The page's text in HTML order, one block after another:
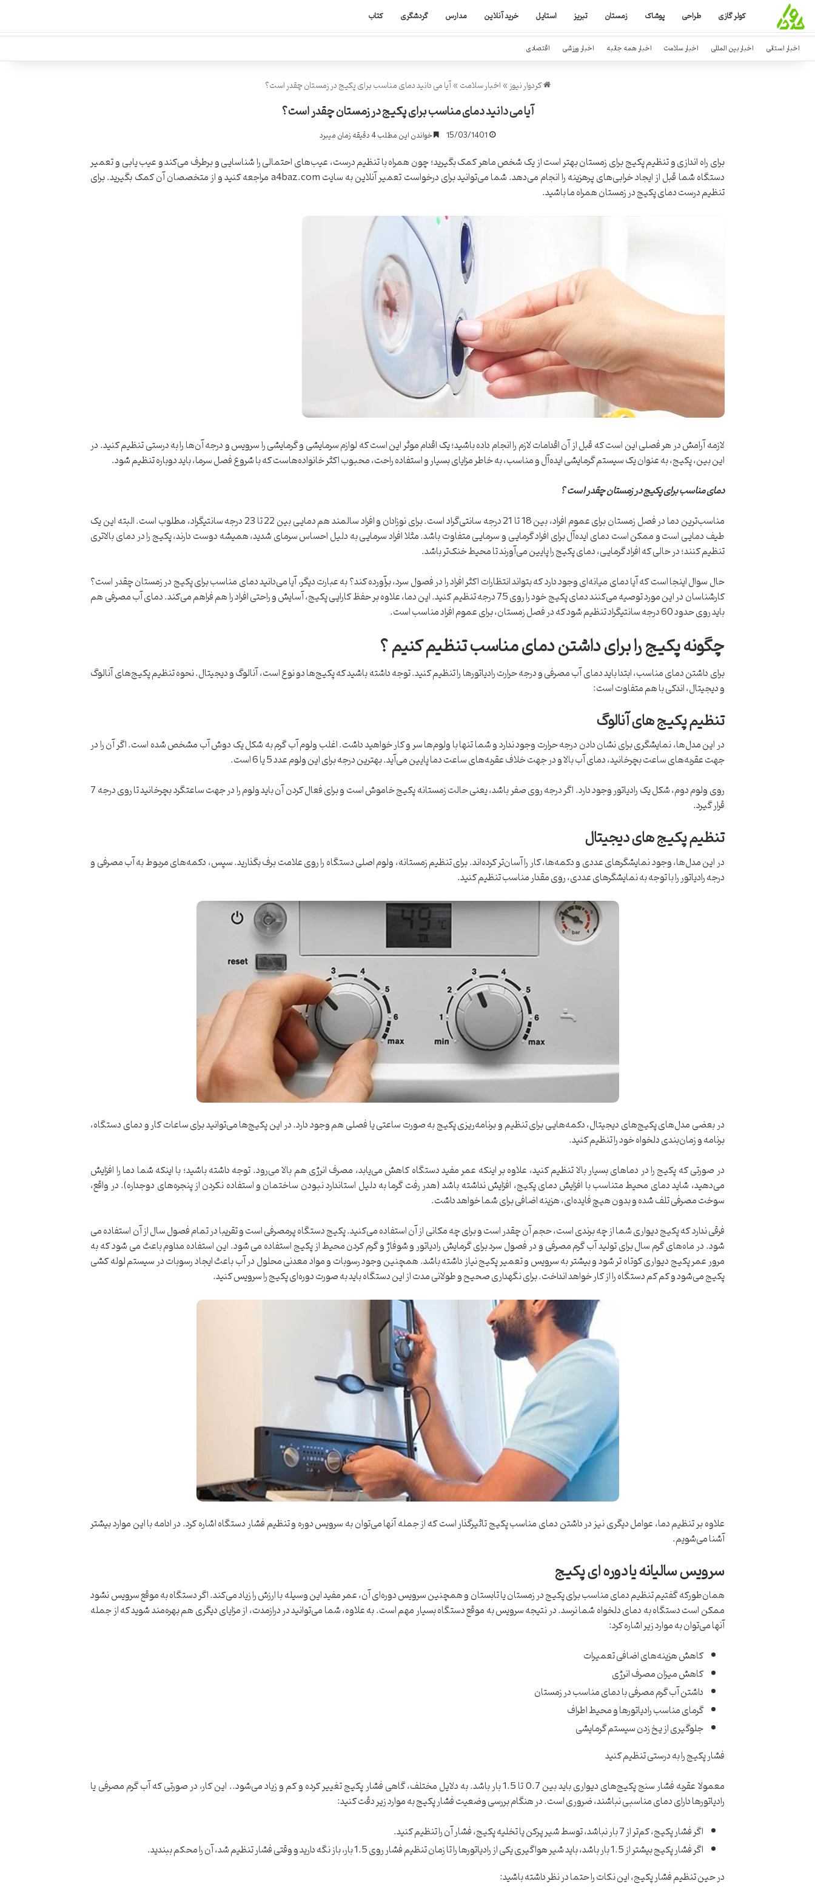
کولر گازی طراحی پوشاک زمستان تبریز استایل خرید آنلاین مدارس گردشگری کتاب
اخبار استانی اخبار بین المللی اخبار سلامت اخبار همه جانبه اخبار ورزشی اقتصادی
کردوار نیوز»اخبار سلامت»آیا می دانید دمای مناسب برای پکیج در زمستان چقدر است؟
آیا می دانید دمای مناسب برای پکیج در زمستان چقدر است؟
15/03/1401 خواندن این مطلب 4 دقیقه زمان میبرد
برای راه اندازی و تنظیم پکیج برای زمستان بهتر است از یک شخص ماهر کمک بگیرید؛ چون همراه با تنظیم درست، عیب‌های احتمالی را شناسایی و برطرف می‌کند و عیب یابی و تعمیر
دستگاه شما قبل از ایجاد خرابی‌های پرهزینه را انجام می‌دهد. شما می‌توانید برای درخواست تعمیر آنلاین به سایت a4baz.com مراجعه کنید و از متخصصان آن کمک بگیرید. برای
تنظیم درست دمای پکیج در زمستان همراه ما باشید.
لازمه آرامش در هر فصلی این است که قبل از آن اقدامات لازم را انجام داده باشید؛ یک اقدام موثر این است که لوازم سرمایشی و گرمایشی را سرویس و درجه آن‌ها را به درستی تنظیم کنید. در
این بین، پکیج، به عنوان یک سیستم گرمایشی ایده‌آل و مناسب، به خاطر مزایای بسیار و استفاده راحت، محبوب اکثر خانواده‌هاست که با شروع فصل سرما، باید دوباره تنظیم شود.
دمای مناسب برای پکیج در زمستانچقدر است ؟
مناسب‌ترین دما در فصل زمستان برای عموم افراد، بین 18 تا 21 درجه سانتی‌گراد است. برای نوزادان و افراد سالمند هم دمایی بین 22 تا 23 درجه سانتیگراد، مطلوب است. البته این یک
طیف دمایی است و ممکن است دمای ایده‌آل برای افراد گرمایی و سرمایی متفاوت باشد. مثلا افراد سرمایی به دلیل احساس سرمای شدید، همیشه دوست دارند، پکیج را در دمای بالاتری
تنظیم ‌کنند؛ در حالی که افراد گرمایی، دمای پکیج را پایین می‌آورند تا محیط خنک‌تر باشد.
حال سوال اینجا است که آیا دمای میانه‌ای وجود دارد که بتواند انتظارات اکثر افراد را در فصول سرد، برآورده کند؟ به عبارت دیگر، آیا می‌دانید دمای مناسب برای پکیج در زمستان چقدر است؟
کارشناسان در این مورد توصیه می‌کنند دمای پکیج خود را روی 75 درجه تنظیم کنید. این دما، علاوه بر حفظ کارایی پکیج، آسایش و راحتی افراد را هم فراهم می‌کند. دمای آب مصرفی هم
باید روی حدود 60 درجه سانتیگراد تنظیم شود که در فصل زمستان، برای عموم افراد مناسب است.
چگونه پکیج را برای داشتن دمای مناسب تنظیم کنیم ؟
برای داشتن دمای مناسب، ابتدا باید دمای آب مصرفی و درجه حرارت رادیاتورها را تنظیم کنید. توجه داشته باشید که پکیج‌ها دو نوع است، آنالوگ و دیجیتال. نحوه تنظیم پکیج‌های آنالوگ
و دیجیتال، اندکی با هم متفاوت است:
تنظیم پکیج های آنالوگ
در این مدل‌ها، نمایشگری برای نشان دادن درجه حرارت وجود ندارد و شما تنها با ولوم‌ها سر و کار خواهید داشت. اغلب ولوم آب گرم به شکل یک دوش آب مشخص شده است. اگر آن را در
جهت عقربه‌های ساعت بچرخانید، دمای آب بالا و در جهت خلاف عقربه‌های ساعت دما پایین می‌آید. بهترین درجه برای این ولوم عدد 5 یا 6 است.
روی ولوم دوم، شکل یک رادیاتور وجود دارد. اگر درجه روی صفر باشد، یعنی حالت زمستانه پکیج خاموش است و برای فعال کردن آن باید ولوم را در جهت ساعتگرد بچرخانید تا روی درجه 7
قرار گیرد.
تنظیم پکیج های دیجیتال
در این مدل‌ها، وجود نمایشگرهای عددی و دکمه‌ها، کار را آسان‌تر کرده‌اند. برای تنظیم زمستانه، ولوم اصلی دستگاه را روی علامت برف بگذارید. سپس، دکمه‌های مربوط به آب مصرفی و
درجه رادیاتور را با توجه به نمایشگرهای عددی، روی مقدار مناسب تنظیم کنید.
در بعضی مدل‌های پکیج‌های دیجیتال، دکمه‌هایی برای تنظیم و برنامه‌ریزی پکیج به صورت ساعتی یا فصلی هم وجود دارد. در این پکیج‌ها می‌توانید برای ساعات کار و دمای دستگاه،
برنامه و زمان‌بندی دلخواه خود را تنظیم کنید.
در صورتی که پکیج را در دماهای بسیار بالا تنظیم کنید، علاوه بر اینکه عمر مفید دستگاه کاهش می‌یابد، مصرف انرژی هم بالا می‌رود. توجه داشته باشید؛ با اینکه شما دما را افزایش
می‌دهید، شاید دمای محیط متناسب با افزایش دمای پکیج، افزایش نداشته باشد (هدر رفت گرما به دلیل استاندارد نبودن ساختمان و استفاده نکردن از پنجره‌های دوجداره). در واقع،
سوخت مصرفی تلف شده و بدون هیچ فایده‌ای، هزینه اضافی برای شما خواهد داشت.
فرقی ندارد که پکیج دیواری شما از چه برندی است، حجم آن چقدر است و برای چه مکانی از آن استفاده می‌کنید. پکیج دستگاه پرمصرفی است و تقریبا در تمام فصول سال از آن استفاده می
شود. در ماه‌های گرم سال برای تولید آب گرم مصرفی و در فصول سرد برای گرمایش رادیاتور و شوفاژ و گرم کردن محیط از پکیج استفاده می شود. این استفاده مداوم باعث می شود که به
مرور عمر پکیج دیواری کوتاه تر شود و بیشتر به سرویس و تعمیر پکیج نیاز داشته باشد. همچنین وجود رسوبات و مواد معدنی محلول در آب باعث ایجاد رسوبات در سیستم لوله کشی
پکیج می‌شود و کم کم دستگاه را از کار خواهد انداخت. برای نگهداری صحیح و طولانی مدت از این دستگاه باید به صورت دوره‌ای پکیج را سرویس کنید.
علاوه بر تنظیم دما، عوامل دیگری نیز در داشتن دمای مناسب پکیج تاثیرگذار است که از جمله آنها می‌توان به سرویس دوره و تنظیم فشار دستگاه اشاره کرد. در ادامه با این موارد بیشتر
آشنا می‌شویم.
سرویس سالیانه یا دوره ای پکیج
همان‌طورکه گفتیم تنظیم دمای مناسب برای پکیج در زمستان یا تابستان و همچنین سرویس دوره‌ای آن، عمر مفید این وسیله با‌ ارزش را زیاد می‌کند. اگر دستگاه به موقع سرویس نشود
ممکن است دستگاه به دمای دلخواه شما نرسد. در نتیجه سرویس به موقع دستگاه بسیار مهم است. به علاوه، شما می‌توانید در درازمدت، از مزایای دیگری هم بهره‌مند شوید که از جمله
آنها می‌توان به موارد زیر اشاره کرد:
کاهش هزینه‌های اضافی تعمیرات
کاهش میزان مصرف انرژی
داشتن آب گرم مصرفی با دمای مناسب در زمستان
گرمای مناسب رادیاتورها و محیط اطراف
جلوگیری از یخ زدن سیستم گرمایشی
فشار پکیج را به درستی تنظیم کنید
معمولا عقربه فشار سنج پکیج‌های دیواری باید بین 0.7 تا 1.5 بار باشد. به دلایل مختلف، گاهی فشار پکیج تغییر کرده و کم و زیاد می‌شود.. این کار، در صورتی که آب گرم مصرفی یا
رادیاتورها دارای دمای مناسبی نباشند، ضروری است. در هنگام بررسی وضعیت فشار پکیج به موارد زیر دقت کنید:
اگر فشار پکیج، کم‌تر از 7 بار نباشد، توسط شیر پرکن یا تخلیه پکیج، فشار آن را تنظیم کنید.
اگر فشار پکیج بیشتر از 1.5 بار باشد، باید شیر هواگیری یکی از رادیاتور‌ها را تا زمان تنظیم فشار روی 1.5 بار، باز نگه ‌دارید و وقتی فشار تنظیم شد، آن را محکم ببندید.
در حین تنظیم فشار پکیج، این نکات را حتما در نظر داشته باشید: